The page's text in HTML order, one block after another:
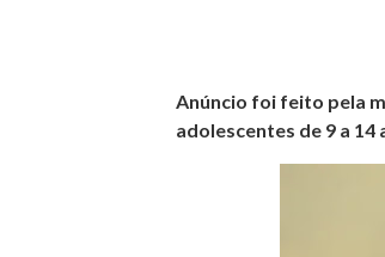
Anúncio foi feito pela
adolescentes de 9 a 14